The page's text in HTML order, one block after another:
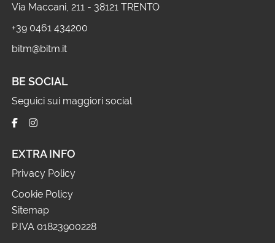
Via Maccani, 211 - 38121 TRENTO
+39 0461 434200
bitm@bitm.it
BE SOCIAL
Seguici sui maggiori social
EXTRA INFO
Privacy Policy
Cookie Policy
Sitemap
P.IVA 01823900228